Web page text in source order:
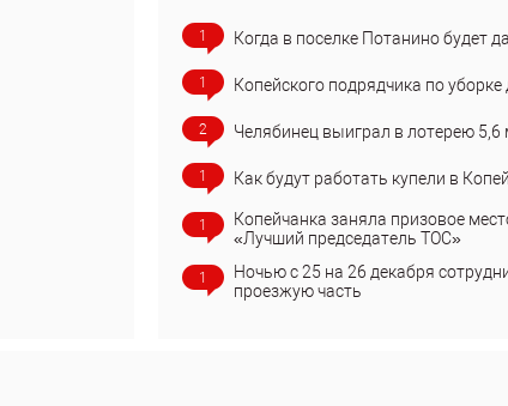
1 Когда в поселке Потанино будет
1 Копейского подрядчика по
2 Челябинец выиграл в лотерею 5,6
1 Как будут работать купели в
1
Копейчанка заняла призовое
«Лучший председатель ТОС»
1
Ночью с 25 на 26 декабря
проезжую часть